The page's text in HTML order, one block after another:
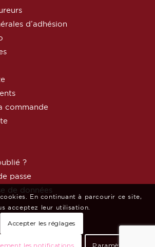
d’adhésion
commande
?
passe
de données
En continuant à parcourir ce site,
acceptez leur utilisation.
Accepter les réglages
les notifications Paramètres